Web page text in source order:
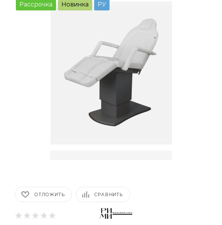
Рассрочка Новинка РУ
ОТЛОЖИТЬ СРАВНИТЬ